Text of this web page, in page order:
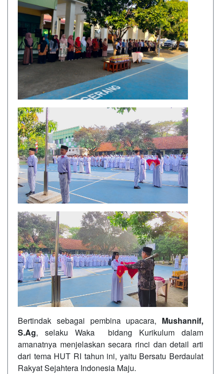
Bertindak sebagai pembina upacara, Mushannif,
S.Ag, selaku Waka bidang Kurikulum dalam
amanatnya menjelaskan secara rinci dan detail arti
dari tema HUT RI tahun ini, yaitu Bersatu Berdaulat
Rakyat Sejahtera Indonesia Maju.